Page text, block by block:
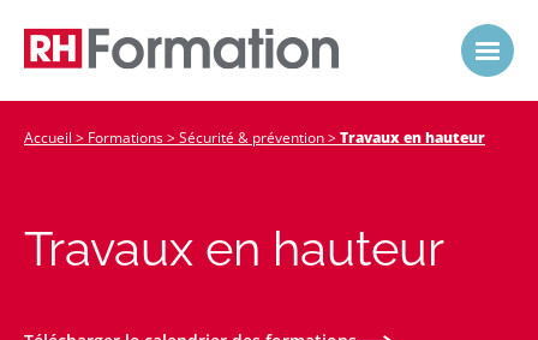
Accueil > Formations>Sécurité & prévention>Travaux en hauteur
Travaux en hauteur